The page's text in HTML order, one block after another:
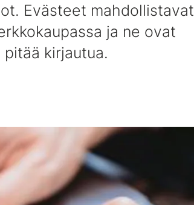
Evästeet mahdollistavat
ja ne ovat
kirjautua.